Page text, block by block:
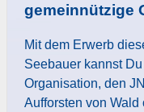
gemeinnützige
Mit dem Erwerb
Seebauer kannst
Organisation, den
Aufforsten von